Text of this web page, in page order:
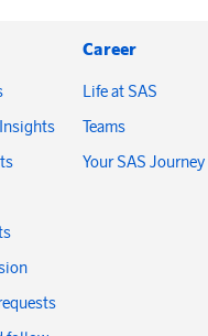
Career
Life at SAS
Teams
Your SAS Journey